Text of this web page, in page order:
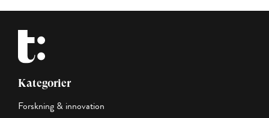
Kategorier
Forskning & innovation